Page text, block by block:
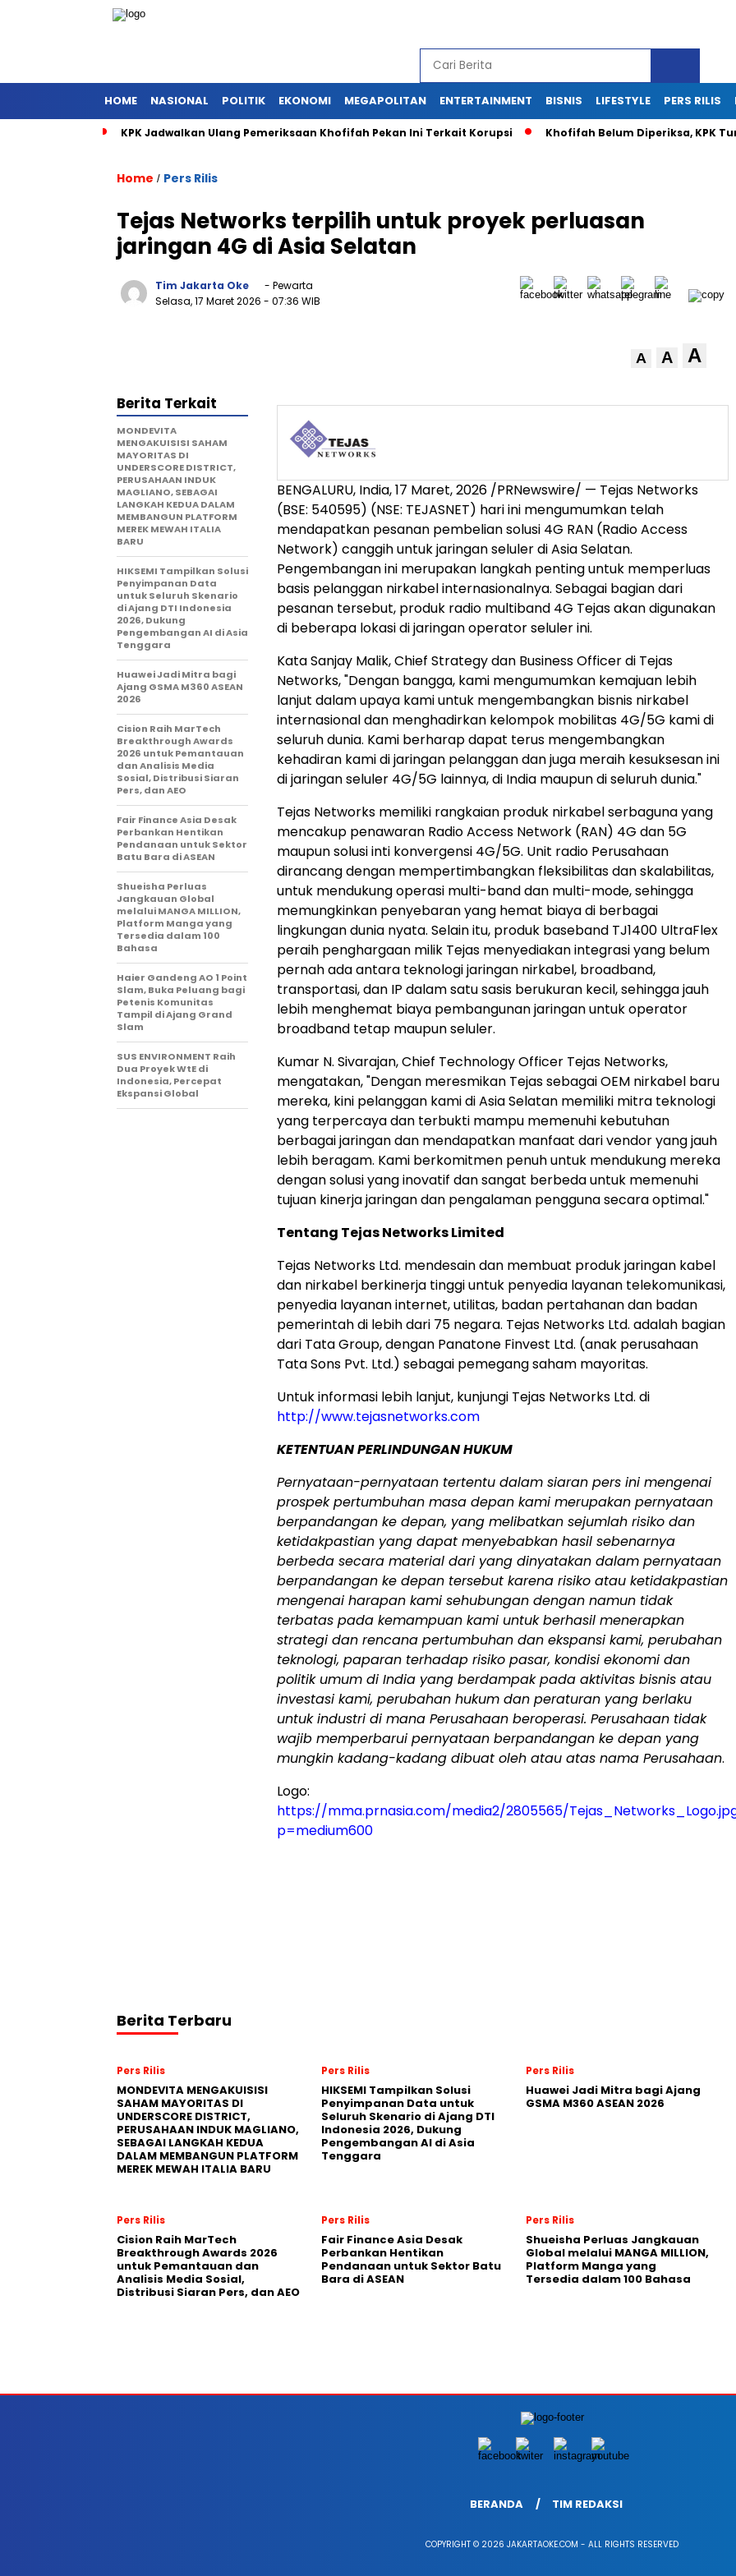
HOME NASIONAL POLITIK EKONOMI MEGAPOLITAN ENTERTAINMENT BISNIS LIFESTYLE PERS RILIS
KPK Jadwalkan Ulang Pemeriksaan Khofifah Pekan Ini Terkait Korupsi Khofifah Belum Diperiksa, KPK
Home / Pers Rilis
Tejas Networks terpilih untuk proyek perluasan
jaringan 4G di Asia Selatan
Tim Jakarta Oke
- Pewarta
Selasa, 17 Maret 2026 - 07:36 WIB
A A A
BENGALURU, India,17 Maret, 2026 /PRNewswire/ — Tejas Networks
(BSE: 540595) (NSE: TEJASNET) hari ini mengumumkan telah
mendapatkan pesanan pembelian solusi 4G RAN (Radio Access
Network) canggih untuk jaringan seluler di Asia Selatan.
Pengembangan ini merupakan langkah penting untuk memperluas
basis pelanggan nirkabel internasionalnya. Sebagai bagian dari
pesanan tersebut, produk radio multiband 4G Tejas akan digunakan
di beberapa lokasi di jaringan operator seluler ini.
Kata Sanjay Malik, Chief Strategy dan Business Officer di Tejas
Networks, "Dengan bangga, kami mengumumkan kemajuan lebih
lanjut dalam upaya kami untuk mengembangkan bisnis nirkabel
internasional dan menghadirkan kelompok mobilitas 4G/5G kami di
seluruh dunia. Kami berharap dapat terus mengembangkan
kehadiran kami di jaringan pelanggan dan juga meraih kesuksesan ini
di jaringan seluler 4G/5G lainnya, di India maupun di seluruh dunia."
Tejas Networks memiliki rangkaian produk nirkabel serbaguna yang
mencakup penawaran Radio Access Network (RAN) 4G dan 5G
maupun solusi inti konvergensi 4G/5G. Unit radio Perusahaan
dirancang dengan mempertimbangkan fleksibilitas dan skalabilitas,
untuk mendukung operasi multi-band dan multi-mode, sehingga
memungkinkan penyebaran yang hemat biaya di berbagai
lingkungan dunia nyata. Selain itu, produk baseband TJ1400 UltraFlex
peraih penghargaan milik Tejas menyediakan integrasi yang belum
pernah ada antara teknologi jaringan nirkabel, broadband,
transportasi, dan IP dalam satu sasis berukuran kecil, sehingga jauh
lebih menghemat biaya pembangunan jaringan untuk operator
broadband tetap maupun seluler.
Kumar N. Sivarajan, Chief Technology Officer Tejas Networks,
mengatakan, "Dengan meresmikan Tejas sebagai OEM nirkabel baru
mereka, kini pelanggan kami di Asia Selatan memiliki mitra teknologi
yang terpercaya dan terbukti mampu memenuhi kebutuhan
berbagai jaringan dan mendapatkan manfaat dari vendor yang jauh
lebih beragam. Kami berkomitmen penuh untuk mendukung mereka
dengan solusi yang inovatif dan sangat berbeda untuk memenuhi
tujuan kinerja jaringan dan pengalaman pengguna secara optimal."
Tentang Tejas Networks Limited
Tejas Networks Ltd. mendesain dan membuat produk jaringan kabel
dan nirkabel berkinerja tinggi untuk penyedia layanan telekomunikasi,
penyedia layanan internet, utilitas, badan pertahanan dan badan
pemerintah di lebih dari 75 negara. Tejas Networks Ltd. adalah bagian
dari Tata Group, dengan Panatone Finvest Ltd. (anak perusahaan
Tata Sons Pvt. Ltd.) sebagai pemegang saham mayoritas.
Untuk informasi lebih lanjut, kunjungi Tejas Networks Ltd. di
http://www.tejasnetworks.com
KETENTUAN PERLINDUNGAN HUKUM
Pernyataan-pernyataan tertentu dalam siaran pers ini mengenai
prospek pertumbuhan masa depan kami merupakan pernyataan
berpandangan ke depan, yang melibatkan sejumlah risiko dan
ketidakpastian yang dapat menyebabkan hasil sebenarnya
berbeda secara material dari yang dinyatakan dalam pernyataan
berpandangan ke depan tersebut karena risiko atau ketidakpastian
mengenai harapan kami sehubungan dengan namun tidak
terbatas pada kemampuan kami untuk berhasil menerapkan
strategi dan rencana pertumbuhan dan ekspansi kami, perubahan
teknologi, paparan terhadap risiko pasar, kondisi ekonomi dan
politik umum di India yang berdampak pada aktivitas bisnis atau
investasi kami, perubahan hukum dan peraturan yang berlaku
untuk industri di mana Perusahaan beroperasi. Perusahaan tidak
wajib memperbarui pernyataan berpandangan ke depan yang
mungkin kadang-kadang dibuat oleh atau atas nama Perusahaan.
Logo:
https://mma.prnasia.com/media2/2805565/
p=medium600
Berita Terkait
MONDEVITA
MENGAKUISISI SAHAM
MAYORITAS DI
UNDERSCORE DISTRICT,
PERUSAHAAN INDUK
MAGLIANO, SEBAGAI
LANGKAH KEDUA DALAM
MEMBANGUN PLATFORM
MEREK MEWAH ITALIA
BARU
HIKSEMI Tampilkan Solusi
Penyimpanan Data
untuk Seluruh Skenario
di Ajang DTI Indonesia
2026, Dukung
Pengembangan AI di Asia
Tenggara
Huawei Jadi Mitra bagi
Ajang GSMA M360 ASEAN
2026
Cision Raih MarTech
Breakthrough Awards
2026 untuk Pemantauan
dan Analisis Media
Sosial, Distribusi Siaran
Pers, dan AEO
Fair Finance Asia Desak
Perbankan Hentikan
Pendanaan untuk Sektor
Batu Bara di ASEAN
Shueisha Perluas
Jangkauan Global
melalui MANGA MILLION,
Platform Manga yang
Tersedia dalam 100
Bahasa
Haier Gandeng AO 1 Point
Slam, Buka Peluang bagi
Petenis Komunitas
Tampil di Ajang Grand
Slam
SUS ENVIRONMENT Raih
Dua Proyek WtE di
Indonesia, Percepat
Ekspansi Global
Berita Terbaru
Pers Rilis
MONDEVITA MENGAKUISISI
SAHAM MAYORITAS DI
UNDERSCORE DISTRICT,
PERUSAHAAN INDUK MAGLIANO,
SEBAGAI LANGKAH KEDUA
DALAM MEMBANGUN PLATFORM
MEREK MEWAH ITALIA BARU
Pers Rilis
HIKSEMI Tampilkan Solusi
Penyimpanan Data untuk
Seluruh Skenario di Ajang DTI
Indonesia 2026, Dukung
Pengembangan AI di Asia
Tenggara
Pers Rilis
Huawei Jadi Mitra bagi Ajang
GSMA M360 ASEAN 2026
Pers Rilis
Cision Raih MarTech
Breakthrough Awards 2026
untuk Pemantauan dan
Analisis Media Sosial,
Distribusi Siaran Pers, dan AEO
Pers Rilis
Fair Finance Asia Desak
Perbankan Hentikan
Pendanaan untuk Sektor Batu
Bara di ASEAN
Pers Rilis
Shueisha Perluas Jangkauan
Global melalui MANGA MILLION,
Platform Manga yang
Tersedia dalam 100 Bahasa
BERANDA TIM REDAKSI
COPYRIGHT © 2026 JAKARTAOKE.COM - ALL RIGHTS RESERVED